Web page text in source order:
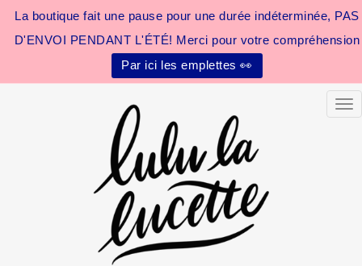
La boutique fait une pause pour une durée indéterminée, PAS
D'ENVOI PENDANT L'ÉTÉ! Merci pour votre compréhension
Par ici les emplettes 👀